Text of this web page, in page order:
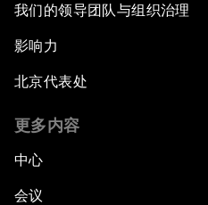
我们的领导团队与组织治理
影响力
北京代表处
更多内容
中心
会议